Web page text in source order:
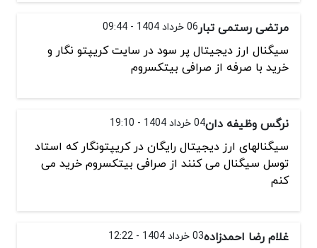
مرتضی رستمی تبار06 خرداد 1404 - 09:44
سیگنال ارز دیجیتال پر سود در سایت کریپتو نگار و
خرید با صرفه از صرافی بیتکسروم
نرگس وظیفه دان04 خرداد 1404 - 19:10
سیگنالهای ارز دیجیتال رایگان در کریپتونگار که استاد
توسل سیگنال می کنند از صرافی بیتکسروم خرید می
کنم
غلام رضا احمدزاده03 خرداد 1404 - 12:22